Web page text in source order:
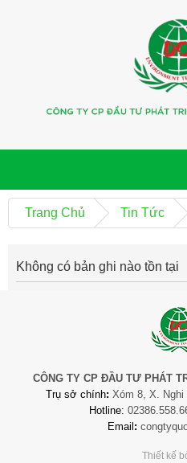
Trang Chủ Tin Tức
Không có bản ghi nào tồn tại
CÔNG TY CP ĐẦU TƯ PHÁT
Trụ sở chính: Xóm 8, X. Nghi
Hotline:
Email :
Thiết kế